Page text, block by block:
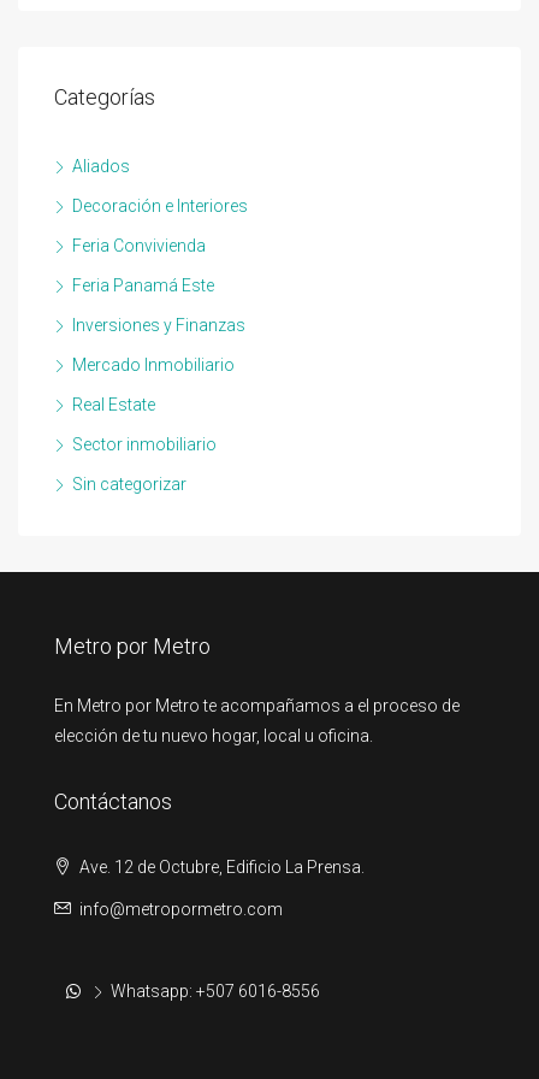
Categorías
Aliados
Decoración e Interiores
Feria Convivienda
Feria Panamá Este
Inversiones y Finanzas
Mercado Inmobiliario
Real Estate
Sector inmobiliario
Sin categorizar
Metro por Metro
En Metro por Metro te acompañamos a el proceso de
elección de tu nuevo hogar, local u oficina.
Contáctanos
Ave. 12 de Octubre, Edificio La Prensa.
info@metropormetro.com
Whatsapp: +507 6016-8556